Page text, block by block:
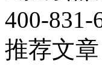
400-831-
推荐文章